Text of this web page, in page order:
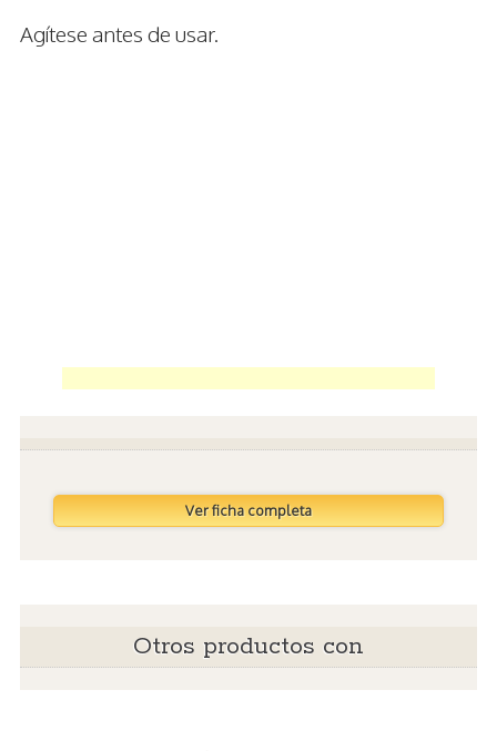
Agítese antes de usar.
Ver ficha completa
Otros productos con